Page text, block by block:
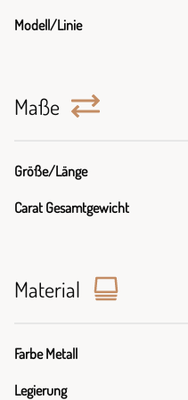
Modell/Linie
Maße
Größe/Länge
Carat Gesamtgewicht
Material
Farbe Metall
Legierung